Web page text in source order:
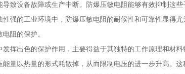
致设备故障或生产中断。防爆压敏电阻能够有效抑制这
强的工业环境中，防爆压敏电阻的耐候性和可靠性显得
阻的保护。
挥出色的保护作用，主要得益于其独特的工作原理和材
量以热量的形式耗散掉，从而限制电压的进一步升高。